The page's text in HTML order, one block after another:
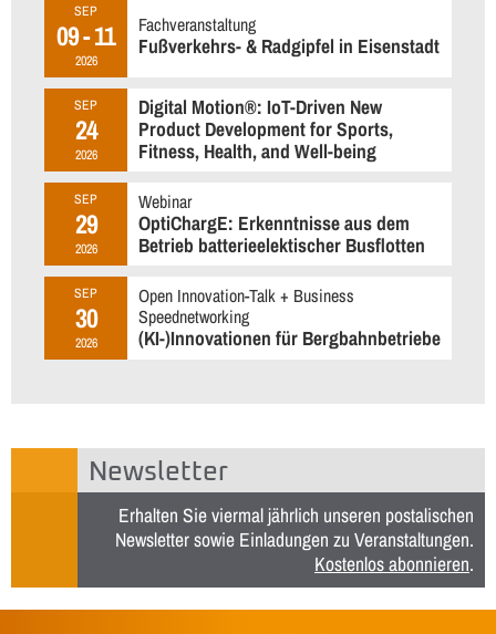
SEP
09 - 11
2026
Fachveranstaltung
Fußverkehrs- & Radgipfel in Eisenstadt
SEP
24
2026
Digital Motion®: IoT-Driven New
Product Development for Sports,
Fitness, Health, and Well-being
SEP
29
2026
Webinar
OptiChargE: Erkenntnisse aus dem
Betrieb batterieelektischer Busflotten
SEP
30
2026
Open Innovation-Talk + Business
Speednetworking
(KI-)Innovationen für Bergbahnbetriebe
Newsletter
Erhalten Sie viermal jährlich unseren postalischen
Newsletter sowie Einladungen zu Veranstaltungen.
Kostenlos abonnieren.